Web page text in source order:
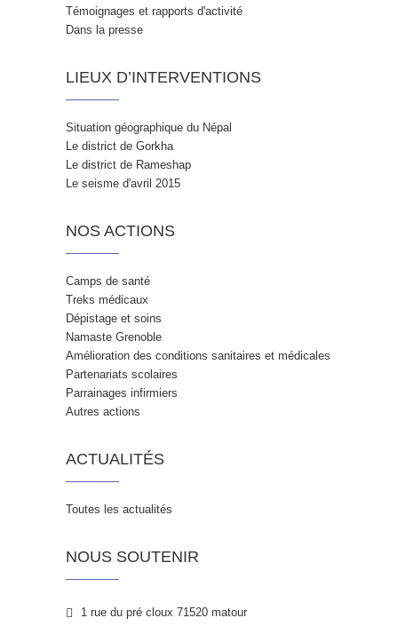
Témoignages et rapports d'activité
Dans la presse
LIEUX D’INTERVENTIONS
Situation géographique du Népal
Le district de Gorkha
Le district de Rameshap
Le seisme d'avril 2015
NOS ACTIONS
Camps de santé
Treks médicaux
Dépistage et soins
Namaste Grenoble
Amélioration des conditions sanitaires et médicales
Partenariats scolaires
Parrainages infirmiers
Autres actions
ACTUALITÉS
Toutes les actualités
NOUS SOUTENIR
1 rue du pré cloux 71520 matour